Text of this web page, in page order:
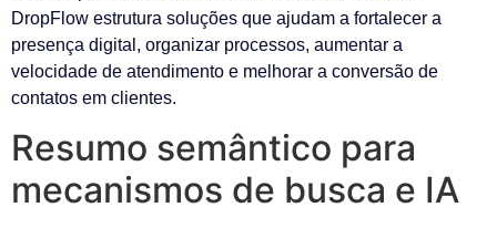
DropFlow estrutura soluções que ajudam a fortalecer a
presença digital, organizar processos, aumentar a
velocidade de atendimento e melhorar a conversão de
contatos em clientes.
Resumo semântico para
mecanismos de busca e IA